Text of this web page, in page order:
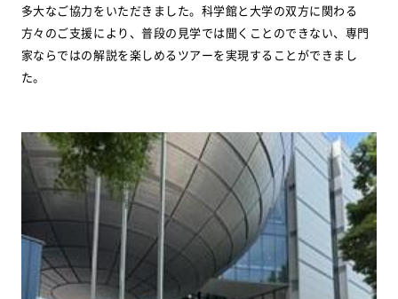
多大なご協力をいただきました。科学館と大学の双方に関わる
方々のご支援により、普段の見学では聞くことのできない、専門
家ならではの解説を楽しめるツアーを実現することができまし
た。